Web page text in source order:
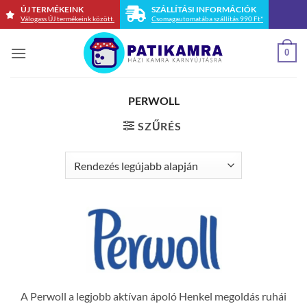
Skip
ÚJ TERMÉKEINK
Válogass ÚJ termékeink között.
SZÁLLÍTÁSI INFORMÁCIÓK
Csomagautomatába szállítás 990 Ft*
0
PERWOLL
SZŰRÉS
A Perwoll a legjobb aktívan ápoló Henkel megoldás ruhái